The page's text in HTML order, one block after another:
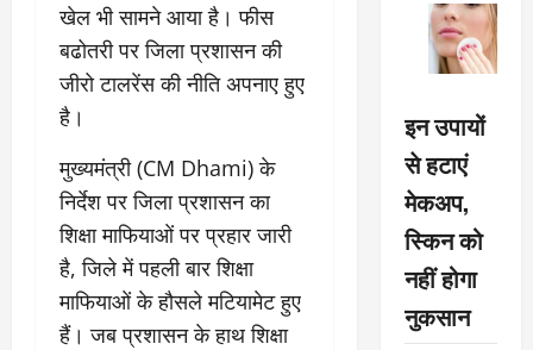
खेल भी सामने आया है। फीस
बढोतरी पर जिला प्रशासन की
जीरो टालरेंस की नीति अपनाए हुए
है।
मुख्यमंत्री (CM Dhami) के
निर्देश पर जिला प्रशासन का
शिक्षा माफियाओं पर प्रहार जारी
है, जिले में पहली बार शिक्षा
माफियाओं के हौसले मटियामेट हुए
हैं। जब प्रशासन के हाथ शिक्षा
इन उपायों
से हटाएं
मेकअप,
स्किन को
नहीं होगा
नुकसान